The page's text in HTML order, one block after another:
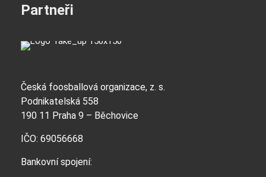
Partneři
Česká foosballová organizace, z. s.
Podnikatelská 558
190 11 Praha 9 – Běchovice
IČO: 69056668
Bankovní spojení: